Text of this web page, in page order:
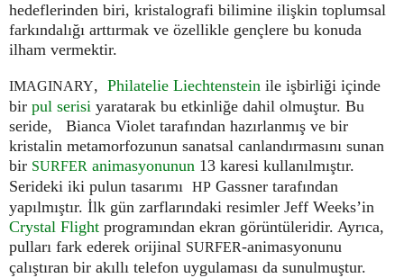
hedeflerinden biri, kristalografi bilimine ilişkin toplumsal
farkındalığı arttırmak ve özellikle gençlere bu konuda
ilham vermektir.
IMAGINARY, Philatelie Liechtenstein ile işbirliği içinde
bir pul serisi yaratarak bu etkinliğe dahil olmuştur. Bu
seride, Bianca Violet tarafından hazırlanmış ve bir
kristalin metamorfozunun sanatsal canlandırmasını sunan
bir SURFER animasyonunun 13 karesi kullanılmıştır.
Serideki iki pulun tasarımı HP Gassner tarafından
yapılmıştır. İlk gün zarflarındaki resimler Jeff Weeks’in
Crystal Flight programından ekran görüntüleridir. Ayrıca,
pulları fark ederek orijinal SURFER-animasyonunu
çalıştıran bir akıllı telefon uygulaması da sunulmuştur.